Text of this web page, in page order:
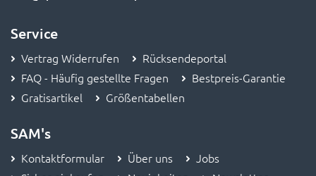
Service
Vertrag Widerrufen
Rücksendeportal
FAQ - Häufig gestellte Fragen
Bestpreis-Garantie
Gratisartikel
Größentabellen
SAM's
Kontaktformular Über uns
Jobs